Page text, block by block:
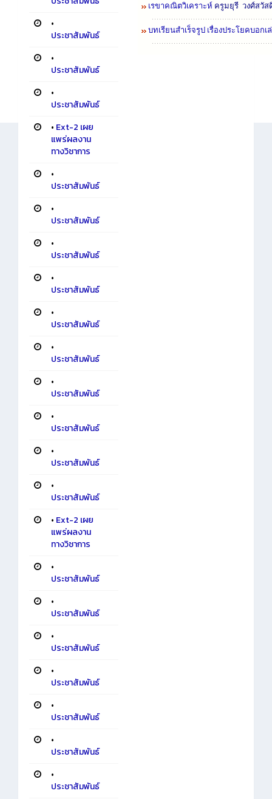
•
ประชาสัมพันธ์
•
ประชาสัมพันธ์
•
ประชาสัมพันธ์
• Ext-2 เผย
แพร่ผลงาน
ทางวิชาการ
•
ประชาสัมพันธ์
•
ประชาสัมพันธ์
•
ประชาสัมพันธ์
•
ประชาสัมพันธ์
•
ประชาสัมพันธ์
•
ประชาสัมพันธ์
•
ประชาสัมพันธ์
•
ประชาสัมพันธ์
•
ประชาสัมพันธ์
•
ประชาสัมพันธ์
• Ext-2 เผย
แพร่ผลงาน
ทางวิชาการ
•
ประชาสัมพันธ์
•
ประชาสัมพันธ์
•
ประชาสัมพันธ์
•
ประชาสัมพันธ์
•
ประชาสัมพันธ์
•
ประชาสัมพันธ์
•
ประชาสัมพันธ์
เรขาคณิตวิเคราะห์ ครูมยุรี วงศ์สวัส
บทเรียนสำเร็จรูป เรื่องประโยคบอก